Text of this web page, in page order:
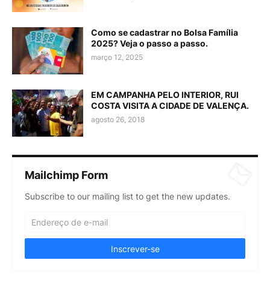
Como se cadastrar no Bolsa Família
2025? Veja o passo a passo.
março 12, 2025
EM CAMPANHA PELO INTERIOR, RUI
COSTA VISITA A CIDADE DE VALENÇA.
agosto 26, 2018
Mailchimp Form
Subscribe to our mailing list to get the new updates.